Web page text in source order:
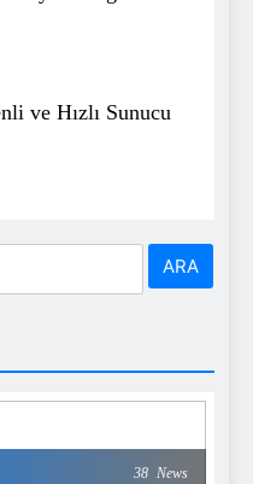
ve Hızlı Sunucu
38 News